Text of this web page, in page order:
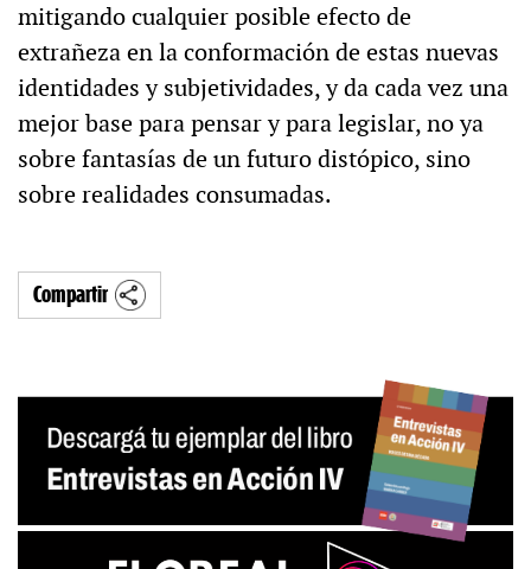
mitigando cualquier posible efecto de
extrañeza en la conformación de estas nuevas
identidades y subjetividades, y da cada vez una
mejor base para pensar y para legislar, no ya
sobre fantasías de un futuro distópico, sino
sobre realidades consumadas.
Compartir